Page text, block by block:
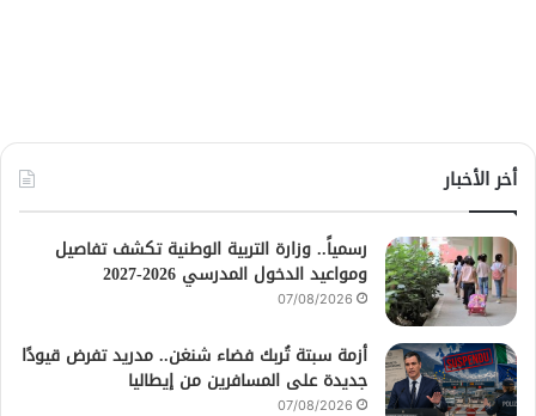
أخر الأخبار
رسمياً.. وزارة التربية الوطنية تكشف تفاصيل
ومواعيد الدخول المدرسي 2026-2027
07/08/2026
أزمة سبتة تُربك فضاء شنغن.. مدريد تفرض قيودًا
جديدة على المسافرين من إيطاليا
07/08/2026